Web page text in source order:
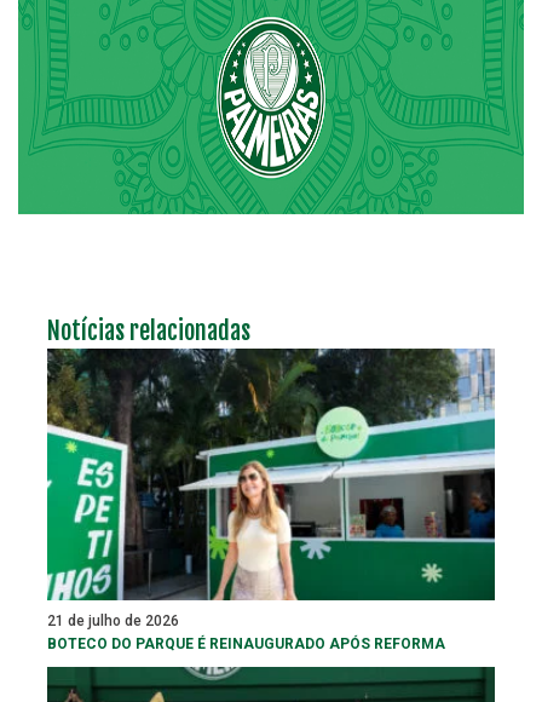
Notícias relacionadas
21 de julho de 2026
BOTECO DO PARQUE É REINAUGURADO APÓS REFORMA